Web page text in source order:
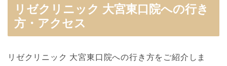
リゼクリニック 大宮東口院への行き
方・アクセス
リゼクリニック 大宮東口院への行き方をご紹介しま